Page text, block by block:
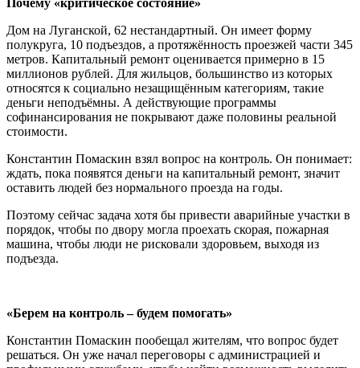
Дом на Луганской, 62 нестандартный. Он имеет форму
полукруга, 10 подъездов, а протяжённость проезжей части 345
метров. Капитальный ремонт оценивается примерно в 15
миллионов рублей. Для жильцов, большинство из которых
относятся к социально незащищённым категориям, такие
деньги неподъёмны. А действующие программы
софинансирования не покрывают даже половины реальной
стоимости.
Константин Помаскин взял вопрос на контроль. Он понимает:
ждать, пока появятся деньги на капитальный ремонт, значит
оставить людей без нормального проезда на годы.
Поэтому сейчас задача хотя бы привести аварийные участки в
порядок, чтобы по двору могла проехать скорая, пожарная
машина, чтобы люди не рисковали здоровьем, выходя из
подъезда.
«Берем на контроль – будем помогать»
Константин Помаскин пообещал жителям, что вопрос будет
решаться. Он уже начал переговоры с администрацией и